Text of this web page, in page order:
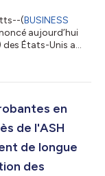
(BUSINESS
aujourd’hui
États-Unis a
pour
l’approbation
en
de l'ASH
de longue
des